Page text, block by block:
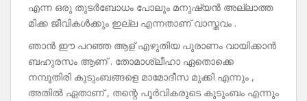
എന്ന ഒരു തുടർബോധം പോലും മനുഷ്യൻ അല്ലാത്ത
മിക്ക ജീവികൾക്കും ഇല്ല എന്നതാണ് വാസ്തവം .
ഞാൻ ഈ പറഞ്ഞ ആള് എഴുതിയ പുരാണം വായിക്കാൻ
ബഹുരസം ആണ് . തോമാശ്ലീഹാ ഏതൊക്കെ
നമ്പൂതിരി കുടുംബങ്ങളെ മാമോദീസ മുക്കി എന്നും ,
അതിൽ ഏതാണ് , തന്റെ പൂർവികരുടെ കുടുംബം എന്നും